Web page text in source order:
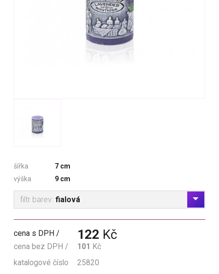
šířka
7 cm
výška
9 cm
filtr barev: fialová
cena s DPH 122 Kč
cena bez DPH 101 Kč
katalogové číslo
25820